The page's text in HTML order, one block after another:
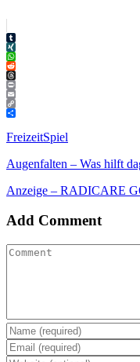
Tumblr
XING
WhatsApp
Reddit
Threads
Print
Email
Copy
Link
Teilen
FreizeitSpiel
Augenfalten – Was hilft
Anzeige – RADICARE
Add Comment